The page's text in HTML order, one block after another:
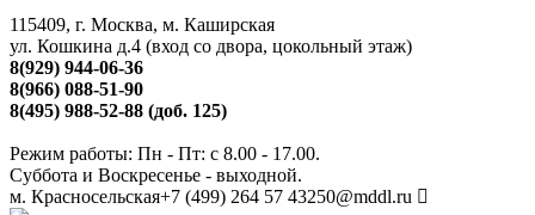
115409, г. Москва, м. Каширская
ул. Кошкина д.4 (вход со двора, цокольный этаж)
8(929) 944-06-36
8(966) 088-51-90
8(495) 988-52-88 (доб. 125)
Режим работы: Пн - Пт: с 8.00 - 17.00.
Суббота и Воскресенье - выходной.
м. Красносельская+7 (499) 264 57 43250@mddl.ru